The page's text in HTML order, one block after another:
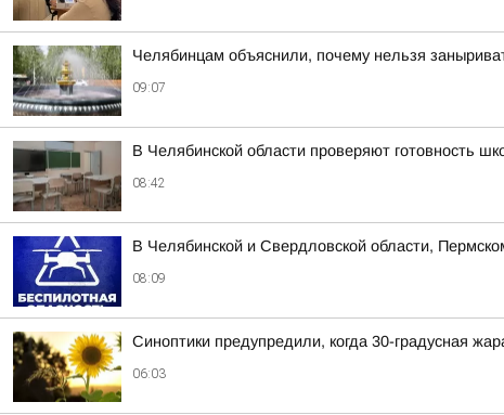
Челябинцам объяснили, почему нельзя
09:07
В Челябинской области проверяют готовность
08:42
В Челябинской и Свердловской области,
08:09
Синоптики предупредили, когда 30-градусная
06:03